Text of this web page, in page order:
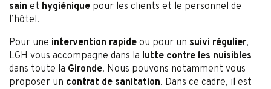
sain et hygiénique pour les clients et le personnel de
l’hôtel.
Pour une intervention rapide ou pour un suivi régulier,
LGH vous accompagne dans la lutte contre les nuisibles
dans toute la Gironde. Nous pouvons notamment vous
proposer un contrat de sanitation. Dans ce cadre, il est